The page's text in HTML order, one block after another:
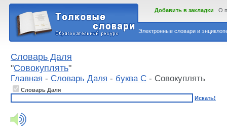
Электронные словари и
Добавить в закладки О
Словарь Даля
"Совокуплять"
Главная - Словарь Даля - буква С - Совокуплять
Словарь Даля
Искать!